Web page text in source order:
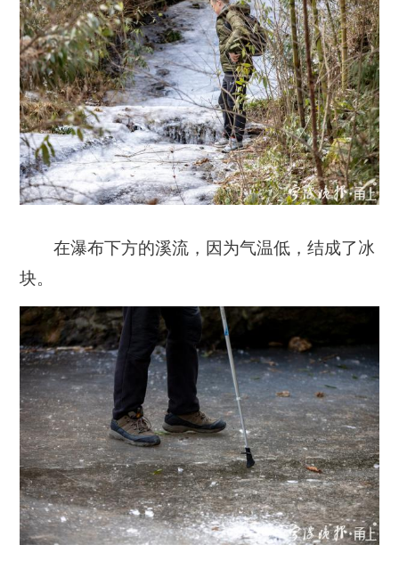
在瀑布下方的溪流，因为气温低，结成了冰
块。